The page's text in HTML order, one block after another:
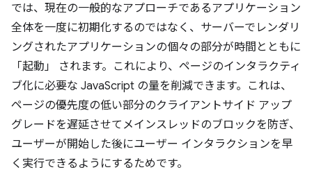
では、現在の一般的なアプローチであるアプリケーション
全体を一度に初期化するのではなく、サーバーでレンダリ
ングされたアプリケーションの個々の部分が時間とともに
「起動」 されます。これにより、ページのインタラクティ
ブ化に必要な JavaScript の量を削減できます。これは、
ページの優先度の低い部分のクライアントサイド アップ
グレードを遅延させてメインスレッドのブロックを防ぎ、
ユーザーが開始した後にユーザー インタラクションを早
く実行できるようにするためです。